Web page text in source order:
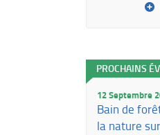
PROCHAINS
12 Septembre
Bain de
la nature